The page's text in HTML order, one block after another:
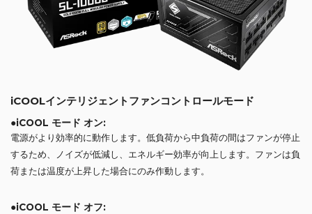
iCOOLインテリジェントファンコントロールモード
●iCOOL モード オン:
電源がより効率的に動作します。低負荷から中負荷の間はファンが停止
するため、ノイズが低減し、エネルギー効率が向上します。ファンは負
荷または温度が上昇した場合にのみ作動します。
●iCOOL モード オフ: